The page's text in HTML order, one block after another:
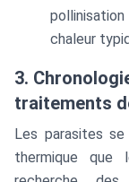
chaleur
3.
traitements
Les parasites
thermique que